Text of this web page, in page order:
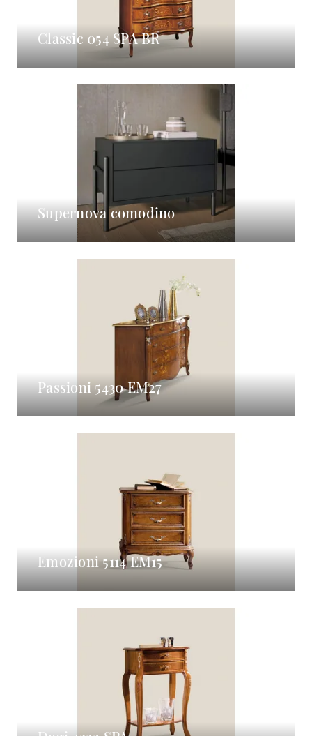
Classic 054 SPA BR
Supernova comodino
Passioni 5430 EM27
Emozioni 5114 EM15